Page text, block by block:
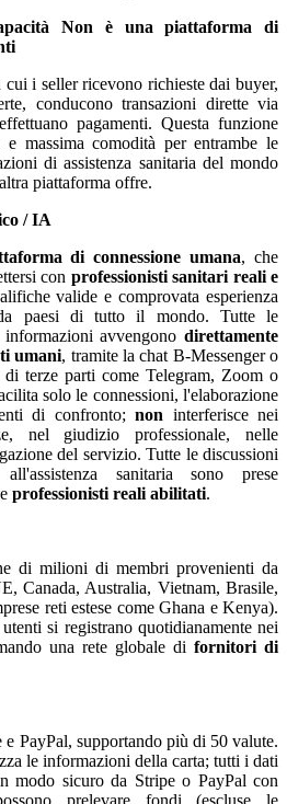
Non è una piattaforma di
i seller ricevono richieste dai buyer,
conducono transazioni dirette via
pagamenti. Questa funzione
massima comodità per entrambe le
di assistenza sanitaria del mondo
piattaforma offre.
/ IA
di connessione umana, che
con professionisti sanitari reali e
valide e comprovata esperienza
da paesi di tutto il mondo. Tutte le
avvengono direttamente
umani, tramite la chat B-Messenger o
terze parti come Telegram, Zoom o
solo le connessioni, l'elaborazione
di confronto;non interferisce nei
nel giudizio professionale, nelle
del servizio. Tutte le discussioni
sanitaria sono prese
professionisti reali abilitati.
di milioni di membri provenienti da
Canada, Australia, Vietnam, Brasile,
reti estese come Ghana e Kenya).
si registrano quotidianamente nei
una rete globale di fornitori di
PayPal, supportando più di 50 valute.
le informazioni della carta; tutti i dati
modo sicuro da Stripe o PayPal con
prelevare fondi (escluse le